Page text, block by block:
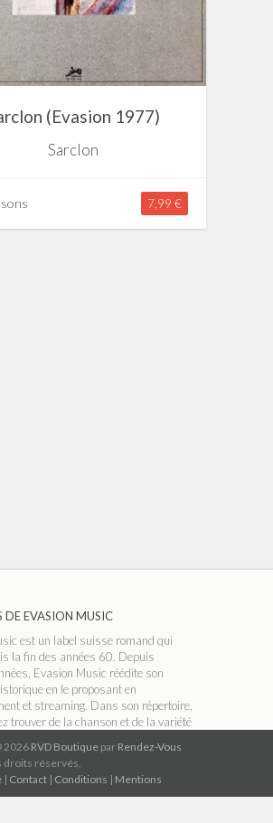
(Evasion 1977)
Sarclon
7,99 €
DE EVASION MUSIC
est un label suisse romand qui
la fin des années 60. Depuis
Evasion Music réédite son
en le proposant en
et streaming. Dans son répertoire,
trouver de la chanson et de la variété
encore de la musique traditionnelle.
DE RVD BOUTIQUE
2026RVD Boutique par Rendez-Vous
droits réservés.
| Contact | Conditions | Mentions